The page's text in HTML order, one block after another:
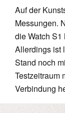
Auf der
Messungen.
die Watch
Allerdings ist
Stand noch
Testzeitraum
Verbindung